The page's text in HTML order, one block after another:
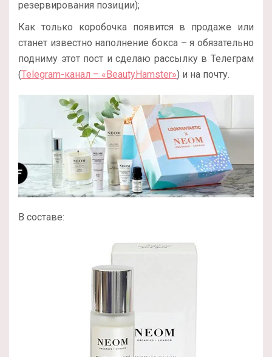
резервирования позиции);
Как только коробочка появится в продаже или
станет известно наполнение бокса – я обязательно
подниму этот пост и сделаю рассылку в Телеграм
(Telegram-канал – «BeautyHamster») и на почту.
В составе: